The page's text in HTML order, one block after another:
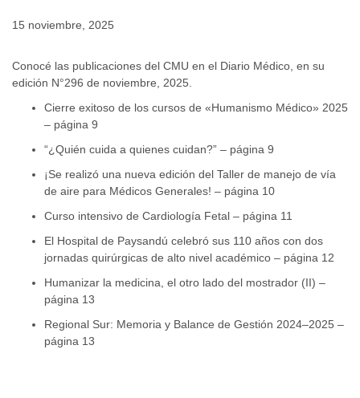
15 noviembre, 2025
Conocé las publicaciones del CMU en el Diario Médico, en su
edición N°296 de noviembre, 2025.
Cierre exitoso de los cursos de «Humanismo Médico» 2025
– página 9
“¿Quién cuida a quienes cuidan?” – página 9
¡Se realizó una nueva edición del Taller de manejo de vía
de aire para Médicos Generales! – página 10
Curso intensivo de Cardiología Fetal – página 11
El Hospital de Paysandú celebró sus 110 años con dos
jornadas quirúrgicas de alto nivel académico – página 12
Humanizar la medicina, el otro lado del mostrador (II) –
página 13
Regional Sur: Memoria y Balance de Gestión 2024–2025 –
página 13